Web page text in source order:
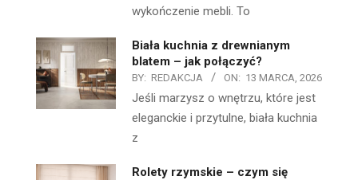
wykończenie mebli. To
Biała kuchnia z drewnianym
blatem – jak połączyć?
BY: REDAKCJA ON: 13 MARCA, 2026
Jeśli marzysz o wnętrzu, które jest
eleganckie i przytulne, biała kuchnia
z
Rolety rzymskie – czym się